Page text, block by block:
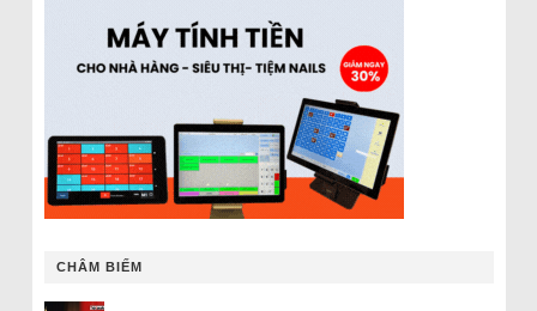
CHÂM BIẾM